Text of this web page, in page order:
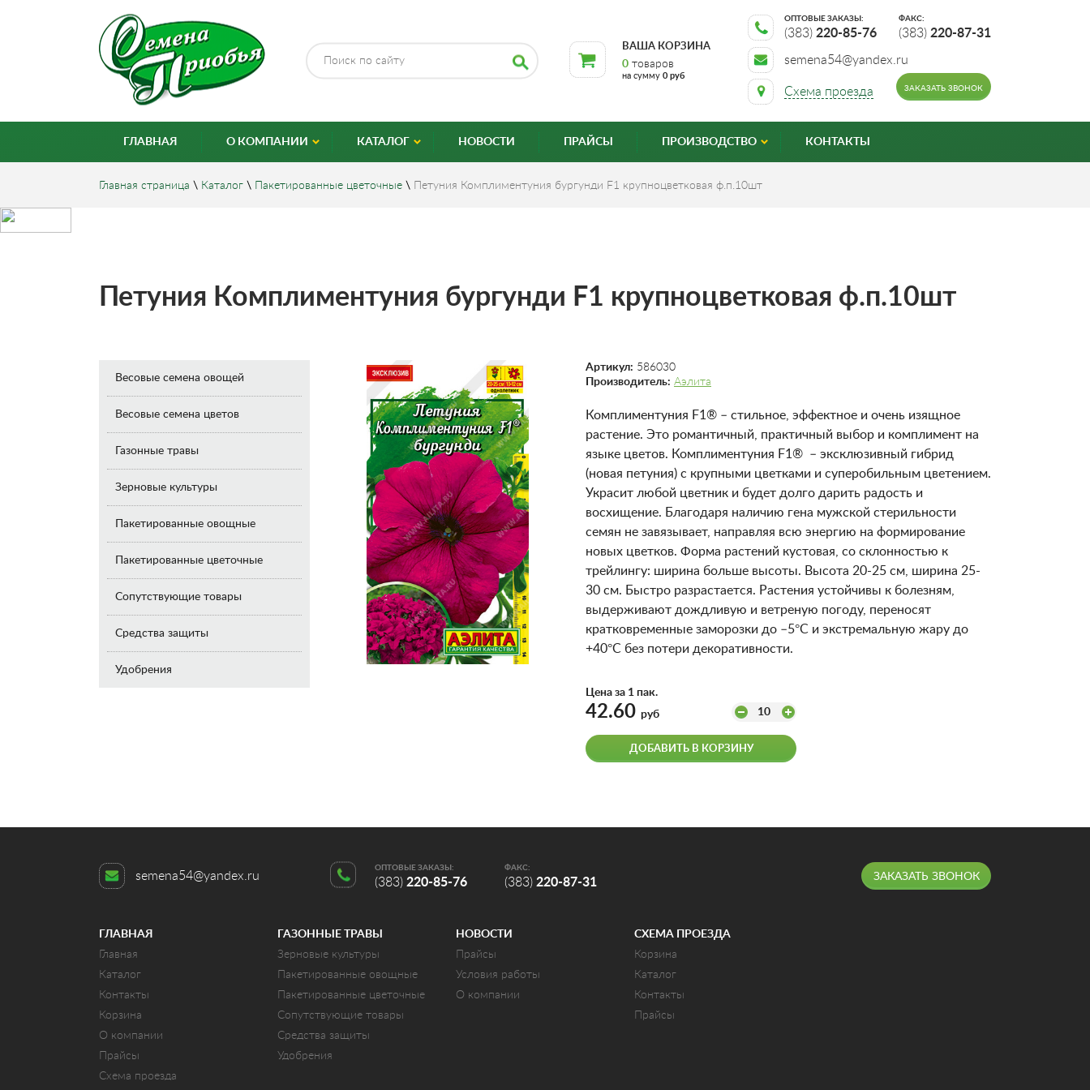
ВАША КОРЗИНА
0 товаров
на сумму 0 руб
Схема проезда
semena54@yandex.ru
ОПТОВЫЕ ЗАКАЗЫ:
(383) 220-85-76
ФАКС:
(383) 220-87-31
ЗАКАЗАТЬ ЗВОНОК
ГЛАВНАЯ О КОМПАНИИ КАТАЛОГ НОВОСТИ ПРАЙСЫ ПРОИЗВОДСТВО КОНТАКТЫ
Главная страница \ Каталог \ Пакетированные цветочные \ Петуния Комплиментуния бургунди F1 крупноцветковая ф.п.10шт
Петуния Комплиментуния бургунди F1 крупноцветковая ф.п.10шт
Весовые семена овощей
Весовые семена цветов
Газонные травы
Зерновые культуры
Пакетированные овощные
Пакетированные цветочные
Сопутствующие товары
Средства защиты
Удобрения
Артикул: 586030
Производитель: Аэлита
Комплиментуния F1® – стильное, эффектное и очень изящное
растение. Это романтичный, практичный выбор и комплимент на
языке цветов. Комплиментуния F1® – эксклюзивный гибрид
(новая петуния) с крупными цветками и суперобильным цветением.
Украсит любой цветник и будет долго дарить радость и
восхищение. Благодаря наличию гена мужской стерильности
семян не завязывает, направляя всю энергию на формирование
новых цветков. Форма растений кустовая, со склонностью к
трейлингу: ширина больше высоты. Высота 20-25 см, ширина 25-
30 см. Быстро разрастается. Растения устойчивы к болезням,
выдерживают дождливую и ветреную погоду, переносят
кратковременные заморозки до –5°С и экстремальную жару до
+40°С без потери декоративности.
Цена за 1 пак.
42.60 руб 10
ДОБАВИТЬ В КОРЗИНУ
semena54@yandex.ru
ОПТОВЫЕ ЗАКАЗЫ:
(383) 220-85-76
ФАКС:
(383) 220-87-31 ЗАКАЗАТЬ ЗВОНОК
ГЛАВНАЯ
Главная
Каталог
Контакты
Корзина
О компании
Прайсы
Схема проезда
ГАЗОННЫЕ ТРАВЫ
Зерновые культуры
Пакетированные овощные
Пакетированные цветочные
Сопутствующие товары
Средства защиты
Удобрения
НОВОСТИ
Прайсы
Условия работы
О компании
СХЕМА ПРОЕЗДА
Корзина
Каталог
Контакты
Прайсы